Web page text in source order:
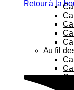
Retour à la
Au fil